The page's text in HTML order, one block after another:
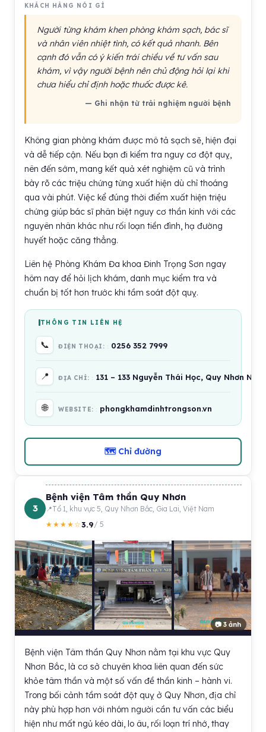
KHÁCH HÀNG NÓI GÌ
Người từng khám khen phòng khám sạch, bác sĩ
và nhân viên nhiệt tình, có kết quả nhanh. Bên
cạnh đó vẫn có ý kiến trái chiều về tư vấn sau
khám, vì vậy người bệnh nên chủ động hỏi lại khi
chưa hiểu chỉ định hoặc thuốc được kê.
— Ghi nhận từ trải nghiệm người bệnh
Không gian phòng khám được mô tả sạch sẽ, hiện đại
và dễ tiếp cận. Nếu bạn đi kiểm tra nguy cơ đột quỵ,
nên đến sớm, mang kết quả xét nghiệm cũ và trình
bày rõ các triệu chứng từng xuất hiện dù chỉ thoáng
qua vài phút. Việc kể đúng thời điểm xuất hiện triệu
chứng giúp bác sĩ phân biệt nguy cơ thần kinh với các
nguyên nhân khác như rối loạn tiền đình, hạ đường
huyết hoặc căng thẳng.
Liên hệ Phòng Khám Đa khoa Đinh Trọng Sơn ngay
hôm nay để hỏi lịch khám, danh mục kiểm tra và
chuẩn bị tốt hơn trước khi tầm soát đột quỵ.
THÔNG TIN LIÊN HỆ
📞 ĐIỆN THOẠI: 0256 352 7999
📍 ĐỊA CHỈ: 131 – 133 Nguyễn Thái Học, Quy Nhơn
🌐 WEBSITE: phongkhamdinhtrongson.vn
🗺 Chỉ đường
3
Bệnh viện Tâm thần Quy Nhơn
Tổ 1, khu vực 5, Quy Nhơn Bắc, Gia Lai, Việt Nam
★★★★☆3.9/ 5
📷 3 ảnh
Bệnh viện Tâm thần Quy Nhơn nằm tại khu vực Quy
Nhơn Bắc, là cơ sở chuyên khoa liên quan đến sức
khỏe tâm thần và một số vấn đề thần kinh – hành vi.
Trong bối cảnh tầm soát đột quỵ ở Quy Nhơn, địa chỉ
này phù hợp hơn với nhóm người cần tư vấn các biểu
hiện như mất ngủ kéo dài, lo âu, rối loạn trí nhớ, thay